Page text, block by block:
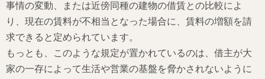
事情の変動、または近傍同種の建物の借賃との比較によ
り、現在の賃料が不相当となった場合に、賃料の増額を請
求できると定められています。
もっとも、このような規定が置かれているのは、借主が大
家の一存によって生活や営業の基盤を脅かされないように